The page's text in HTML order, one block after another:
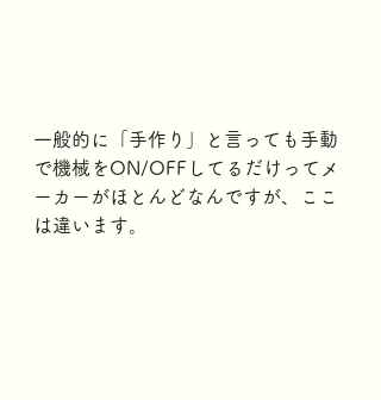
一般的に「手作り」と言っても手動
で機械をON/OFFしてるだけってメ
ーカーがほとんどなんですが、ここ
は違います。